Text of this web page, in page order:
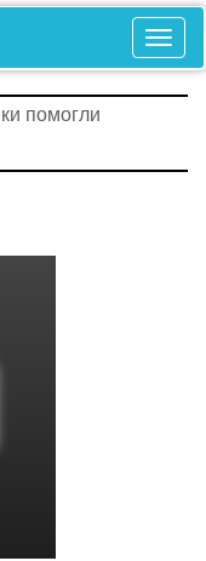
помогли